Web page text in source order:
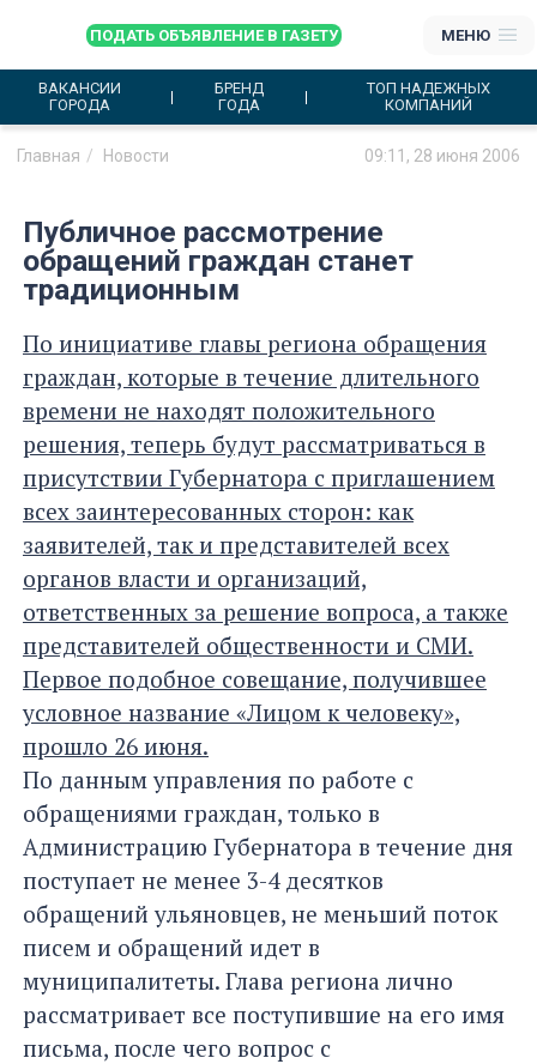
ПОДАТЬ ОБЪЯВЛЕНИЕ В ГАЗЕТУ МЕНЮ
ВАКАНСИИ
ГОРОДА
БРЕНД
ГОДА
ТОП НАДЕЖНЫХ
КОМПАНИЙ
Главная Новости 09:11, 28 июня 2006
Публичное рассмотрение
обращений граждан станет
традиционным
По инициативе главы региона обращения
граждан, которые в течение длительного
времени не находят положительного
решения, теперь будут рассматриваться в
присутствии Губернатора с приглашением
всех заинтересованных сторон: как
заявителей, так и представителей всех
органов власти и организаций,
ответственных за решение вопроса, а также
представителей общественности и СМИ.
Первое подобное совещание, получившее
условное название «Лицом к человеку»,
прошло 26 июня.
По данным управления по работе с
обращениями граждан, только в
Администрацию Губернатора в течение дня
поступает не менее 3-4 десятков
обращений ульяновцев, не меньший поток
писем и обращений идет в
муниципалитеты. Глава региона лично
рассматривает все поступившие на его имя
письма, после чего вопрос с